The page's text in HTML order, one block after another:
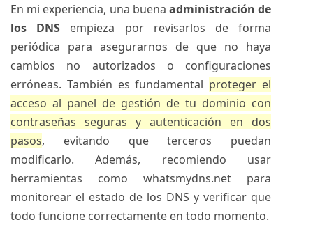
En mi experiencia, una buena administración de
los DNS empieza por revisarlos de forma
periódica para asegurarnos de que no haya
cambios no autorizados o configuraciones
erróneas. También es fundamental proteger el
acceso al panel de gestión de tu dominio con
contraseñas seguras y autenticación en dos
pasos, evitando que terceros puedan
modificarlo. Además, recomiendo usar
herramientas como whatsmydns.net para
monitorear el estado de los DNS y verificar que
todo funcione correctamente en todo momento.